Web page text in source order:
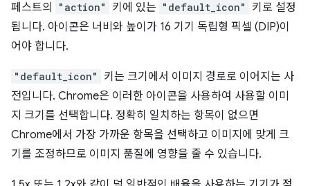
페스트의
"action" 키에 있는 "default_icon"
키로 설정
됩니다. 아이콘은 너비와 높이가 16 기기 독립형 픽셀 (DIP)이
어야 합니다.
"default_icon"
키는 크기에서 이미지 경로로 이어지는 사
전입니다. Chrome은 이러한 아이콘을 사용하여 사용할 이미
지 크기를 선택합니다. 정확히 일치하는 항목이 없으면
Chrome에서 가장 가까운 항목을 선택하고 이미지에 맞게 크
기를 조정하므로 이미지 품질에 영향을 줄 수 있습니다.